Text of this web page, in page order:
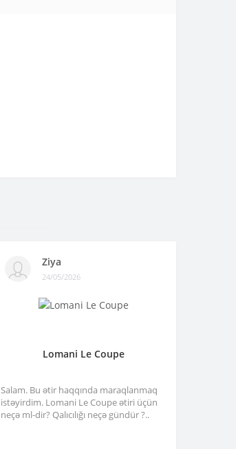
Ziya
24/05/2026
Lomani Le Coupe
Salam. Bu ətir haqqında maraqlanmaq
istəyirdim. Lomani Le Coupe ətiri üçün
neçə ml-dir? Qalıcılığı neçə gündür ?..